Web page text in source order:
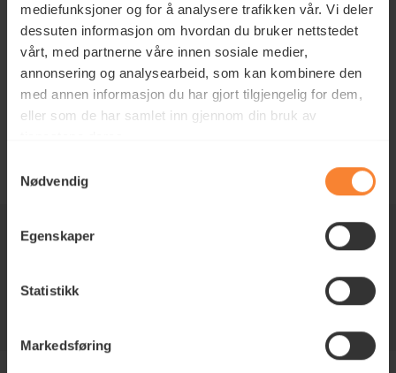
mediefunksjoner og for å analysere trafikken vår. Vi deler
dessuten informasjon om hvordan du bruker nettstedet
vårt, med partnerne våre innen sosiale medier,
annonsering og analysearbeid, som kan kombinere den
med annen informasjon du har gjort tilgjengelig for dem,
eller som de har samlet inn gjennom din bruk av
Nødvendig
Egenskaper
Statistikk
Markedsføring